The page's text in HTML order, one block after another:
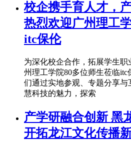
校企携手育人才，
热烈欢迎广州理工
itc保伦
为深化校企合作，拓展学生
州理工学院80多位师生莅临
们通过实地参观、专题分享
慧科技的魅力，探索
产学研融合创新 黑
开拓龙江文化传播